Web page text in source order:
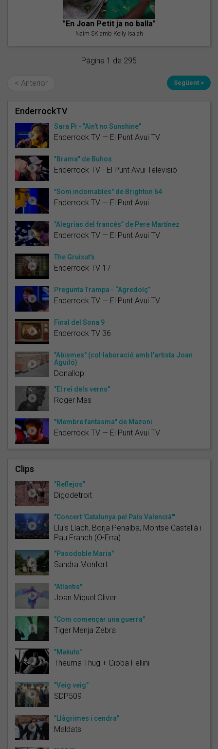
"En Joan Petit ja no balla"
Naim SK amb Kelly Isaiah
Pàgina 1 de 295
< Anterior Següent >
EnderrockTV
Sara Pi - "Ain't no Sunshine"
Enderrock TV — El Punt Avui TV
"Brama" de Buhos
Enderrock TV - El Punt Avui Televisió
"Som indomables" de Brighton 64
Enderrock TV — El Punt Avui
"Alegrías del francés” de Pere Martínez
Enderrock TV — El Punt Avui TV
The Gruixut's
Enderrock TV 17
Pregunta Trampa - “Agredolç”
Enderrock TV — El Punt Avui TV
Final del Sona 9
Enderrock TV 36
"Abismes" (col·laboració amb l'artista Joan
Aguiló)
Donallop
"El rei dels verns"
Roger Mas
"Membre fantasma" de Mazoni
Enderrock TV — El Punt Avui TV
Clips
"Reflejos"
Digodetroit
"Concert 'Catalunya pel País Valencià'"
Lluís Llach, Borja Penalba, Montse Castellà i
Pau Franch (O-Erra)
"Pasodoble Maria"
Sandra Monfort
"Atlantis"
Joan Miquel Oliver
"Com començar una guerra"
Tiger Menja Zebra
"Makuto"
Theuma Thug + Gioba Fellini
"Veig veig"
SDP509
"Llàgrimes i cendra"
Maldats